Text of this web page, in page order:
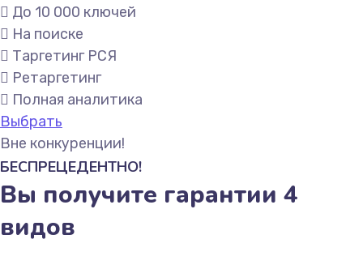
До 10 000 ключей
На поиске
Таргетинг РСЯ
Ретаргетинг
Полная аналитика
Выбрать
Вне конкуренции!
БЕСПРЕЦЕДЕНТНО!
Вы получите гарантии 4
видов